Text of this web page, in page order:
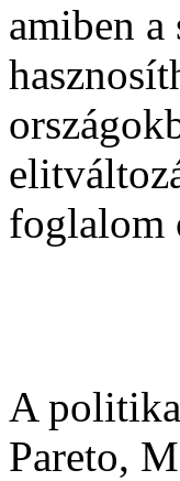
amiben
foglalom
A
Pareto,